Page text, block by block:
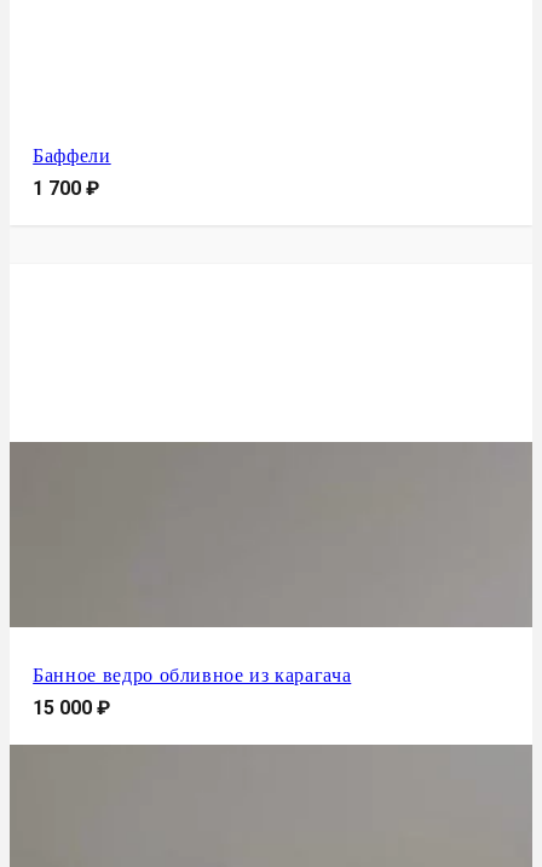
Баффели
1 700₽
Банное ведро обливное из карагача
15 000₽